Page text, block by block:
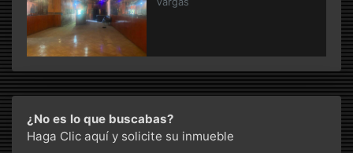
¿No es lo que buscabas?
Haga Clic aquí y solicite su inmueble